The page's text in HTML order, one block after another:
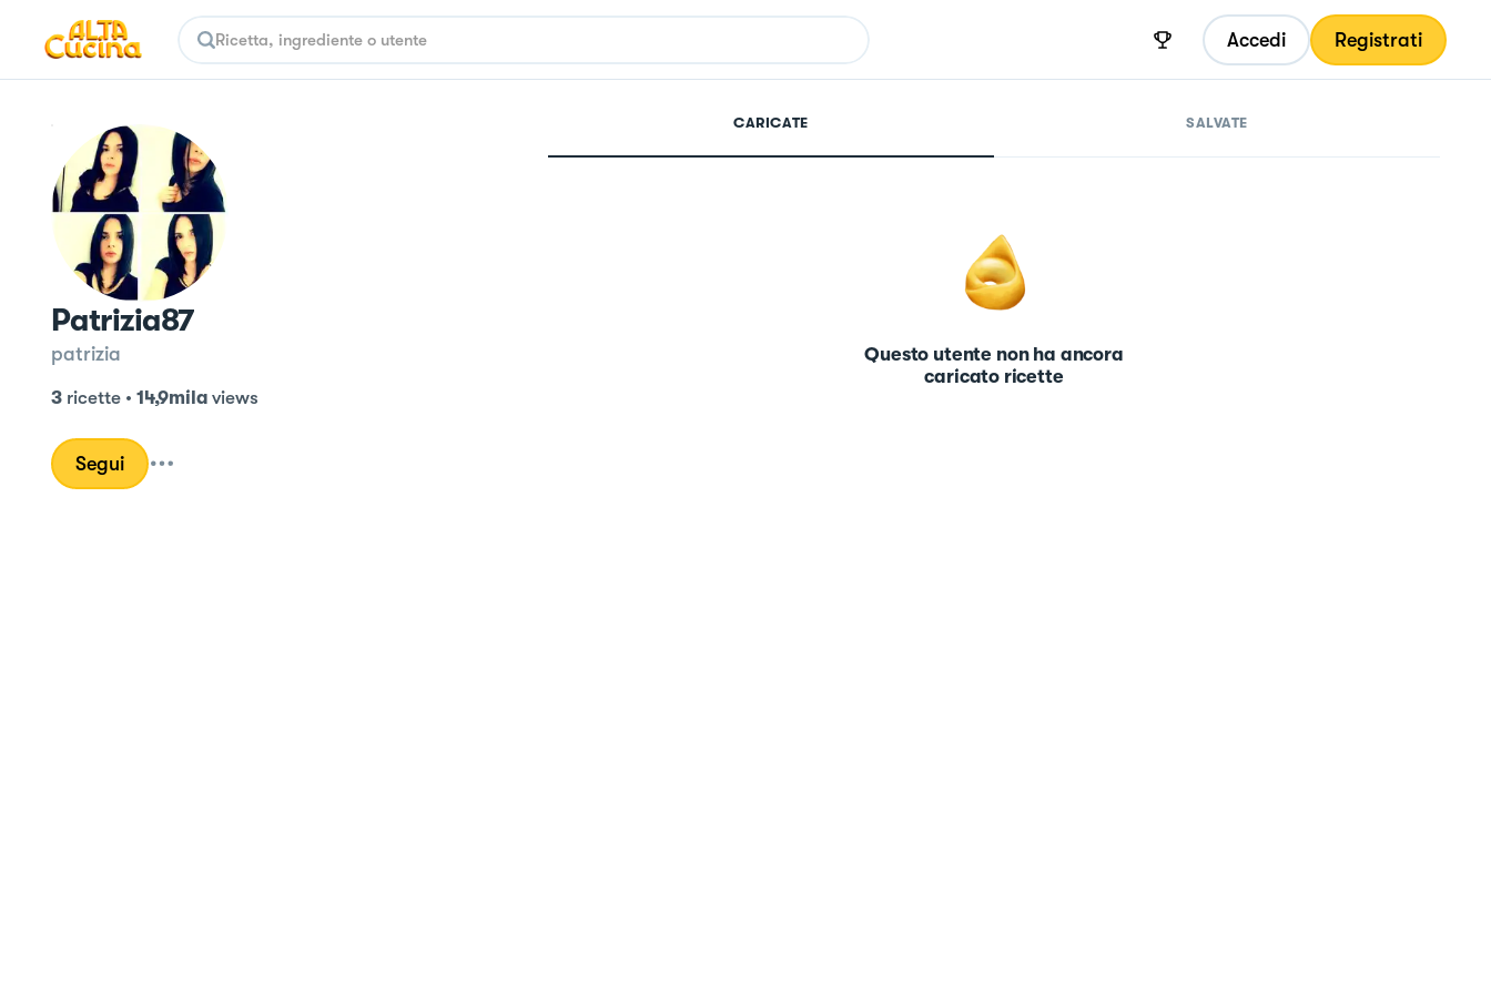
Accedi Registrati
Patrizia87
patrizia
3 ricette• 14,9mila views
Segui
CARICATE SALVATE
Questo utente non ha ancora
caricato ricette